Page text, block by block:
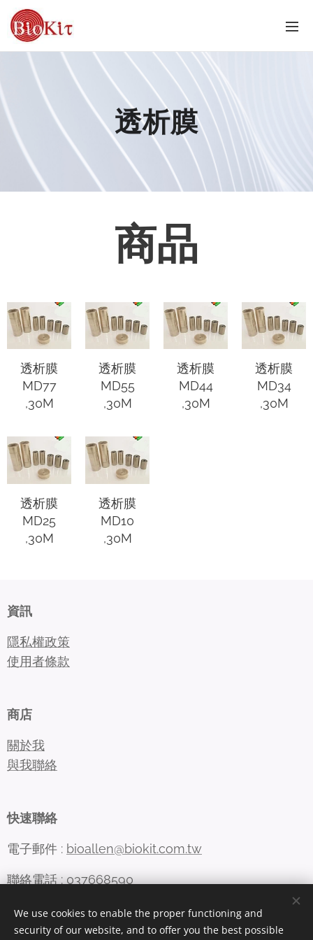
透析膜
商品
透析膜
MD77
,30M
透析膜
MD55
,30M
透析膜
MD44
,30M
透析膜
MD34
,30M
透析膜
MD25
,30M
透析膜
MD10
,30M
資訊
隱私權政策
使用者條款
商店
關於我
與我聯絡
快速聯絡
電子郵件 : bioallen@biokit.com.tw
聯絡電話 : 037668590
We use cookies to enable the proper functioning and
security of our website, and to offer you the best possible